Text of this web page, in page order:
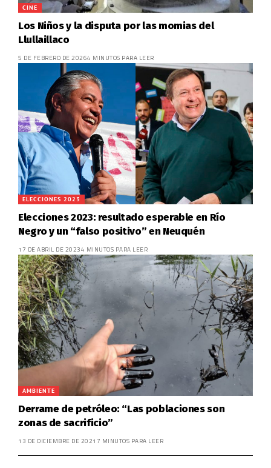
CINE
Los Niños y la disputa por las momias del
Llullaillaco
5 DE FEBRERO DE 20264 MINUTOS PARA LEER
ELECCIONES 2023
Elecciones 2023: resultado esperable en Río
Negro y un “falso positivo” en Neuquén
17 DE ABRIL DE 20234 MINUTOS PARA LEER
AMBIENTE
Derrame de petróleo: “Las poblaciones son
zonas de sacrificio”
13 DE DICIEMBRE DE 2021 7 MINUTOS PARA LEER